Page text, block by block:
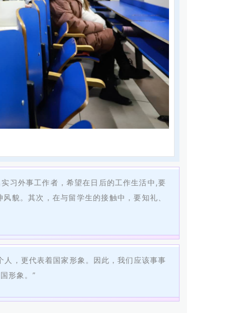
习外事工作者，希望在日后的工作生活中,要
貌。其次，在与留学生的接触中，要知礼、
，更代表着国家形象。因此，我们应该事事
形象。”